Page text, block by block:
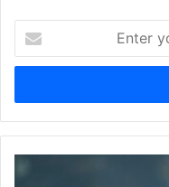
your
Email